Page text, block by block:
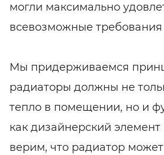
могли максимально
всевозможные требования
Мы придерживаемся
радиаторы должны не
тепло в помещении, но и
как дизайнерский
верим, что радиатор